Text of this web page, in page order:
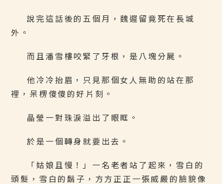
說完這話後的五個月，魏遲留竟死在長城
外。
而且潘雪樓咬緊了牙根，是八塊分屍。
他冷冷抬眉，只見那個女人無助的站在那
裡，呆楞傻傻的好片刻。
晶瑩一對珠淚溢出了眼眶。
於是一個轉身就要出去。
「姑娘且慢！」一名老者站了起來，雪白的
頭髮，雪白的鬍子，方方正正一張威嚴的臉貌像